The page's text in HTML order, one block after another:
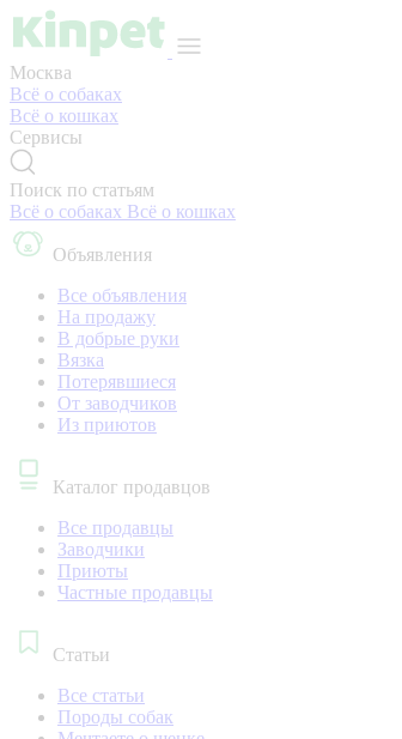
Москва
Всё о собаках
Всё о кошках
Сервисы
Поиск по статьям
Всё о собаках Всё о кошках
Объявления
Все объявления
На продажу
В добрые руки
Вязка
Потерявшиеся
От заводчиков
Из приютов
Каталог продавцов
Все продавцы
Заводчики
Приюты
Частные продавцы
Статьи
Все статьи
Породы собак